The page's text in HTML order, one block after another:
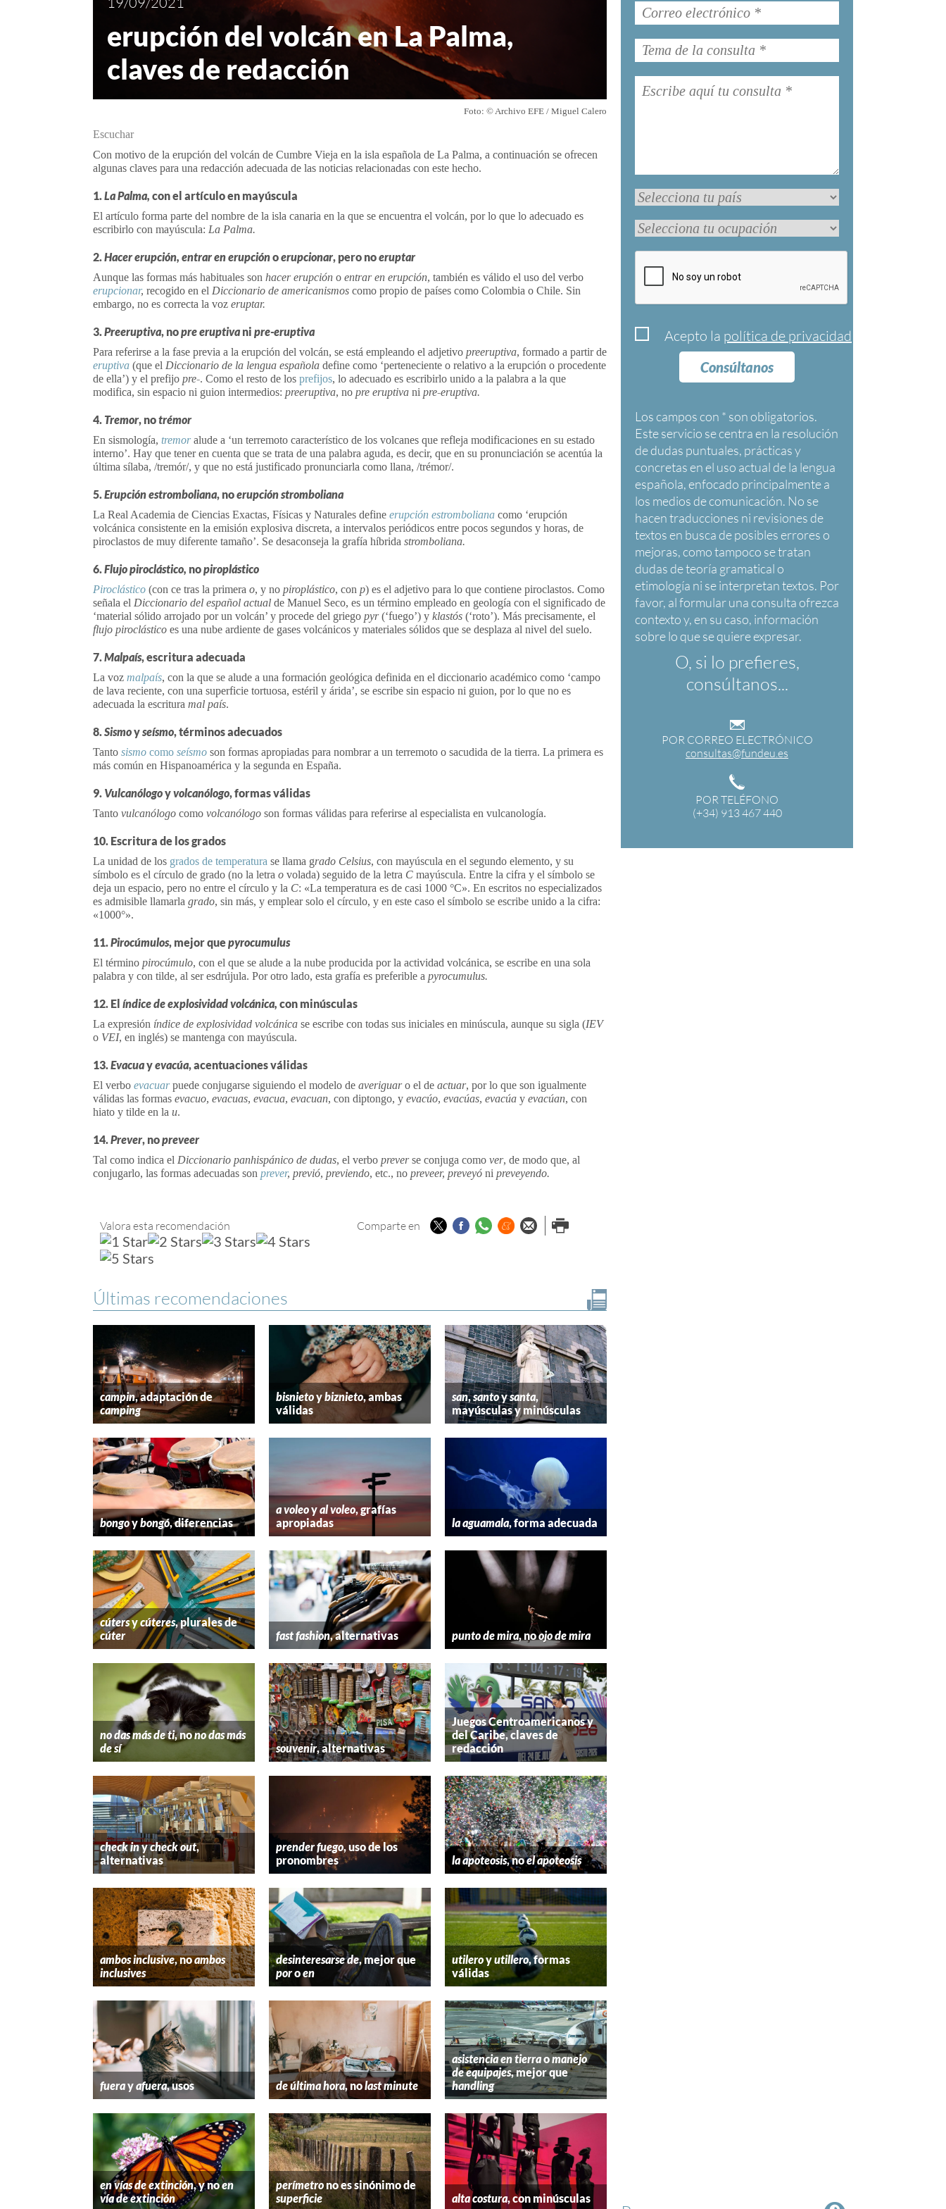
Acepto la política de privacidad
Consúltanos
Los campos con * son obligatorios
O, si lo prefieres,
consúltanos...
POR CORREO ELECTRÓNICO
consultas@fundeu.es
POR TELÉFONO
(+34) 913 467 440
erupción del volcán en La Palma,
claves de redacción
Foto: © Archivo EFE / Miguel Calero
Escuchar
Con motivo de la erupción del volcán de Cumbre Vieja en la isla española de La Palma, a continuación se ofrecen
algunas claves para una redacción adecuada de las noticias relacionadas con este hecho.
1.La Palma, con el artículo en mayúscula
El artículo forma parte del nombre de la isla canaria en la que se encuentra el volcán, por lo que lo adecuado es
escribirlo con mayúscula: La Palma.
2.Hacer erupción, entrar en erupciónoerupcionar, pero noeruptar
Aunque las formas más habituales son hacer erupción o entrar en erupción, también es válido el uso del verbo
erupcionar, recogido en el Diccionario de americanismos como propio de países como Colombia o Chile. Sin
embargo, no es correcta la voz eruptar.
3.Preeruptiva, nopre eruptiva ni pre-eruptiva
Para referirse a la fase previa a la erupción del volcán, se está empleando el adjetivo preeruptiva, formado a partir de
eruptiva (que el Diccionario de la lengua española define como ‘perteneciente o relativo a la erupción o procedente
de ella’) y el prefijo pre-. Como el resto de los prefijos, lo adecuado es escribirlo unido a la palabra a la que
modifica, sin espacio ni guion intermedios: preeruptiva, no pre eruptiva ni pre-eruptiva.
4. Tremor, notrémor
En sismología, tremor alude a ‘un terremoto característico de los volcanes que refleja modificaciones en su estado
interno’. Hay que tener en cuenta que se trata de una palabra aguda, es decir, que en su pronunciación se acentúa la
última sílaba, /tremór/, y que no está justificado pronunciarla como llana, /trémor/.
5.Erupción estromboliana, noerupción stromboliana
La Real Academia de Ciencias Exactas, Físicas y Naturales define erupción estromboliana como ‘erupción
volcánica consistente en la emisión explosiva discreta, a intervalos periódicos entre pocos segundos y horas, de
piroclastos de muy diferente tamaño’. Se desaconseja la grafía híbrida stromboliana.
6.Flujo piroclástico, nopiroplástico
Piroclástico (con ce tras la primera o, y no piroplástico, con p) es el adjetivo para lo que contiene piroclastos. Como
señala el Diccionario del español actual de Manuel Seco, es un término empleado en geología con el significado de
‘material sólido arrojado por un volcán’ y procede del griego pyr(‘fuego’) y klastós (‘roto’). Más precisamente, el
flujo piroclástico es una nube ardiente de gases volcánicos y materiales sólidos que se desplaza al nivel del suelo.
7.Malpaís, escritura adecuada
La voz malpaís, con la que se alude a una formación geológica definida en el diccionario académico como ‘campo
de lava reciente, con una superficie tortuosa, estéril y árida’, se escribe sin espacio ni guion, por lo que no es
adecuada la escritura mal país.
8.Sismoyseísmo, términos adecuados
Tanto sismo como seísmo son formas apropiadas para nombrar a un terremoto o sacudida de la tierra. La primera es
más común en Hispanoamérica y la segunda en España.
9. Vulcanólogoyvolcanólogo, formas válidas
Tanto vulcanólogo como volcanólogo son formas válidas para referirse al especialista en vulcanología.
10. Escritura de los grados
La unidad de los grados de temperatura se llama grado Celsius, con mayúscula en el segundo elemento, y su
símbolo es el círculo de grado (no la letra o volada) seguido de la letra C mayúscula. Entre la cifra y el símbolo se
deja un espacio, pero no entre el círculo y la C: «La temperatura es de casi 1000 °C». En escritos no especializados
es admisible llamarla grado, sin más, y emplear solo el círculo, y en este caso el símbolo se escribe unido a la cifra:
«1000°».
11.Pirocúmulos, mejor quepyrocumulus
El término pirocúmulo, con el que se alude a la nube producida por la actividad volcánica, se escribe en una sola
palabra y con tilde, al ser esdrújula. Por otro lado, esta grafía es preferible a pyrocumulus.
12. El índice de explosividad volcánica, con minúsculas
La expresión índice de explosividad volcánica se escribe con todas sus iniciales en minúscula, aunque su sigla (IEV
o VEI, en inglés) se mantenga con mayúscula.
13.Evacuayevacúa, acentuaciones válidas
El verbo evacuarpuede conjugarse siguiendo el modelo de averiguaro el de actuar, por lo que son igualmente
válidas las formas evacuo, evacuas, evacua, evacuan, con diptongo, y evacúo, evacúas, evacúa y evacúan, con
hiato y tilde en la u.
14.Prever, nopreveer
Tal como indica el Diccionario panhispánico de dudas, el verbo preverse conjuga como ver, de modo que, al
conjugarlo, las formas adecuadas son prever, previó, previendo, etc., no preveer, preveyó ni preveyendo.
Valora esta recomendación Comparte en TwitterFacebook
Whatsapp
Menéame
Enviar porImprimir
Últimas recomendaciones
campin, adaptación de
camping
bisnietoybiznieto, ambas
válidas
san,santoysanta,
mayúsculas y minúsculas
bongoybongó, diferencias
a voleoyal voleo, grafías
apropiadas
la aguamala, forma adecuada
cútersycúteres, plurales de
cúter
fast fashion, alternativas punto de mira, noojo de mira
no das más de ti, nono das más
de sí
souvenir, alternativas
Juegos Centroamericanos y
del Caribe, claves de
redacción
check inycheck out,
alternativas
prender fuego, uso de los
pronombres
la apoteosis, noel apoteosis
ambos inclusive, noambos
inclusives
desinteresarse de, mejor que
poroen
utileroyutillero, formas
válidas
fuerayafuera, usos de última hora, nolast minute
asistencia en tierraomanejo
de equipajes, mejor que
handling
en vías de extinción, y noen
vía de extinción
perímetrono es sinónimo de
superficie
alta costura, con minúsculas